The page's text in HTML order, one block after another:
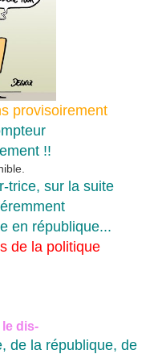
provisoirement
!!
trice, sur la suite
en république...
de la politique
dis-
de la république, de